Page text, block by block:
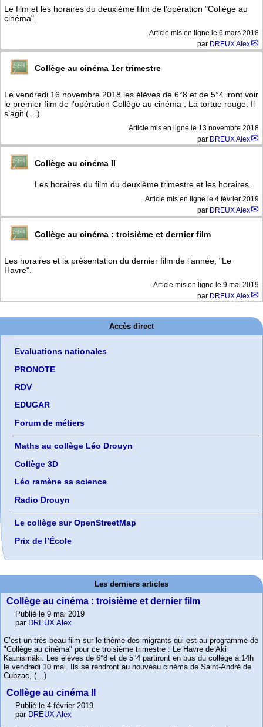
Le film et les horaires du deuxième film de l’opération "Collège au
cinéma".
Article mis en ligne le 6 mars 2018
par DREUX Alex
Collège au cinéma 1er trimestre
Le vendredi 16 novembre 2018 les élèves de 6°8 et de 5°4 iront voir
le premier film de l’opération Collège au cinéma : La tortue rouge. Il
s’agit (…)
Article mis en ligne le 13 novembre 2018
par DREUX Alex
Collège au cinéma II
Les horaires du film du deuxième trimestre et les horaires.
Article mis en ligne le 4 février 2019
par DREUX Alex
Collège au cinéma : troisième et dernier film
Les horaires et la présentation du dernier film de l’année, "Le
Havre".
Article mis en ligne le 9 mai 2019
par DREUX Alex
Accès direct
Evaluations nationales
PRONOTE
RDV
EDUGAR
Forum de métiers
Maths au collège Léo Drouyn
Collège 3D
Léo ramène sa science
Radio Drouyn
Le collège sur OpenStreetMap
Prix de l’École
Les derniers articles
Collège au cinéma : troisième et dernier film
Publié le 9 mai 2019
par DREUX Alex
C’est un très beau film sur le thème des migrants qui est au programme de
"Collège au cinéma" pour ce troisième trimestre : Le Havre de Aki
Kaurismäki. Les élèves de 6°8 et de 5°4 partiront en bus du collège à 14h
le vendredi 10 mai. Ils se rendront au nouveau cinéma de Saint-André de
Cubzac, (…)
Collège au cinéma II
Publié le 4 février 2019
par DREUX Alex